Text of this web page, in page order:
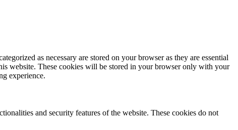
as necessary are stored on your browser as they are essential
website. These cookies will be stored in your browser only with your
experience.
and security features of the website. These cookies do not